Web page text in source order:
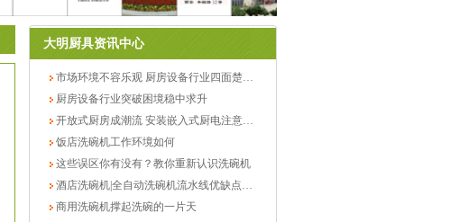
大明厨具资讯中心
市场环境不容乐观 厨房设备行业四面楚歌怎么破
厨房设备行业突破困境稳中求升
开放式厨房成潮流 安装嵌入式厨电注意事项
饭店洗碗机工作环境如何
这些误区你有没有？教你重新认识洗碗机
酒店洗碗机|全自动洗碗机流水线优缺点分析
商用洗碗机撑起洗碗的一片天